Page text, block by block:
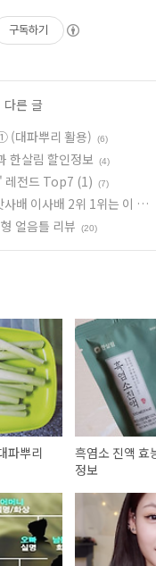
구독하기
다른 글
(대파뿌리 활용)
(6)
한살림 할인정보 (4)
레전드 Top7 (1) (7)
배 이사배 2위 1위는 이 분.
얼음틀 리뷰 (20)
파뿌리
흑염소 진액 효
정보